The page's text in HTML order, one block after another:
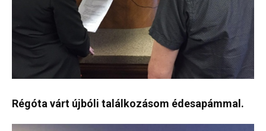
Régóta várt újbóli találkozásom édesapámmal.